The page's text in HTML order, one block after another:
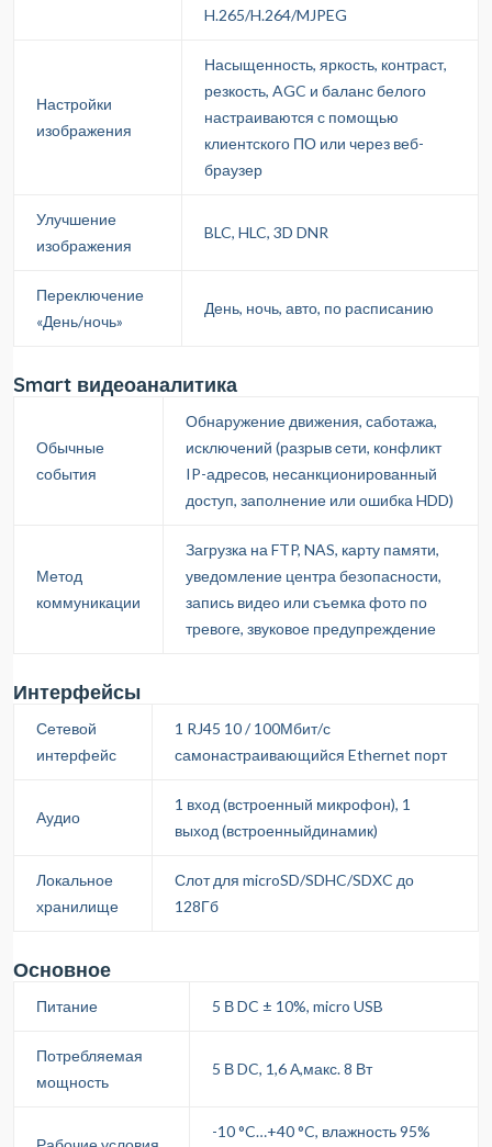
H.265/H.264/MJPEG
Настройки
изображения
Насыщенность, яркость, контраст,
резкость, AGC и баланс белого
настраиваются с помощью
клиентского ПО или через веб-
браузер
Улучшение
изображения
BLC, HLC, 3D DNR
Переключение
«День/ночь»
День, ночь, авто, по расписанию
Smart видеоаналитика
Обычные
события
Обнаружение движения, саботажа,
исключений (разрыв сети, конфликт
IP-адресов, несанкционированный
доступ, заполнение или ошибка HDD)
Метод
коммуникации
Загрузка на FTP, NAS, карту памяти,
уведомление центра безопасности,
запись видео или съемка фото по
тревоге, звуковое предупреждение
Интерфейсы
Сетевой
интерфейс
1 RJ45 10 / 100Мбит/с
самонастраивающийся Ethernet порт
Аудио
1 вход (встроенный микрофон), 1
выход (встроенныйдинамик)
Локальное
хранилище
Слот для microSD/SDHC/SDXC до
128Гб
Основное
Питание 5 В DC ± 10%, micro USB
Потребляемая
мощность
5 В DC, 1,6 А,макс. 8 Вт
-10 °C…+40 °C, влажность 95%